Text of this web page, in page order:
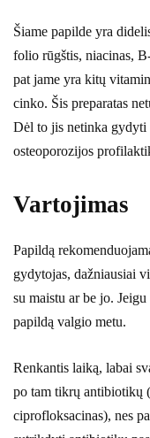
Šiame papilde yra
folio rūgštis, niacinas,
pat jame yra kitų
cinko. Šis preparatas
Dėl to jis netinka gydyti
osteoporozijos
Vartojimas
Papildą
gydytojas, dažniausiai
su maistu ar be jo.
papildą valgio metu.
Renkantis laiką, labai
po tam tikrų antibiotikų
ciprofloksacinas), nes